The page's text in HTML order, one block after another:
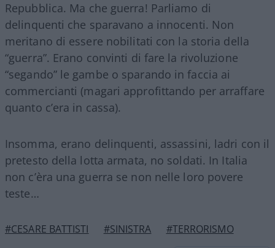
Repubblica. Ma che guerra! Parliamo di
delinquenti che sparavano a innocenti. Non
meritano di essere nobilitati con la storia della
“guerra”. Erano convinti di fare la rivoluzione
“segando” le gambe o sparando in faccia ai
commercianti (magari approfittando per arraffare
quanto c’era in cassa).
Insomma, erano delinquenti, assassini, ladri con il
pretesto della lotta armata, no soldati. In Italia
non c’èra una guerra se non nelle loro povere
teste…
#CESARE BATTISTI #SINISTRA #TERRORISMO